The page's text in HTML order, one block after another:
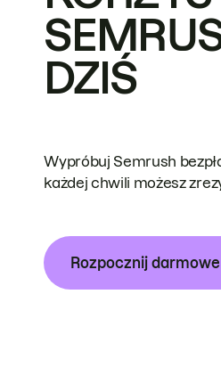
DZIŚ
Wypróbuj Semrush
każdej chwili możesz
Rozpocznij